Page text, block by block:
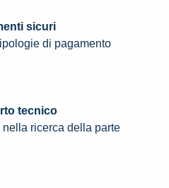
sicuri
di pagamento
tecnico
ricerca della parte